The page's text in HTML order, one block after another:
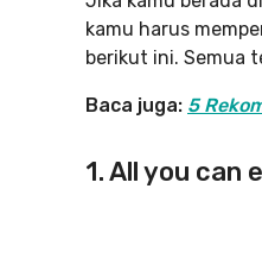
kamu harus
berikut ini. Semua
Baca juga: 5
1. All you can